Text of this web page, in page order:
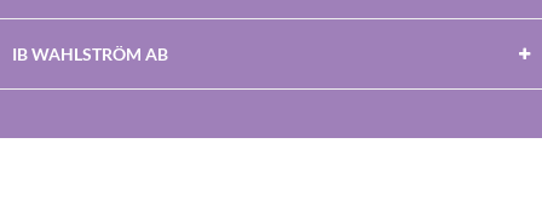
IB WAHLSTRÖM AB
Facebook
TwitterYoutubeInstagram